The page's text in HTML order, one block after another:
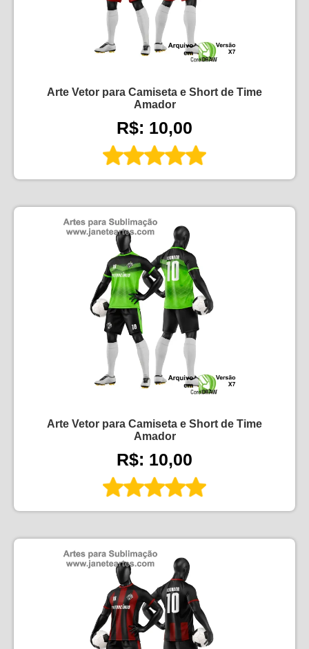
Arte Vetor para Camiseta e Short de Time
Amador
R$: 10,00
Arte Vetor para Camiseta e Short de Time
Amador
R$: 10,00